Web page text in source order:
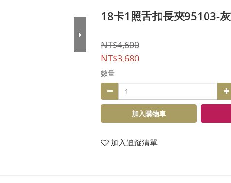
18卡1照舌扣長夾95103-灰
NT$4,600
NT$3,680
數量
加入購物車
加入追蹤清單